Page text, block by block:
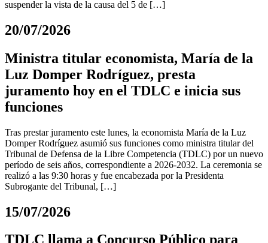
suspender la vista de la causa del 5 de […]
20/07/2026
Ministra titular economista, María de la
Luz Domper Rodríguez, presta
juramento hoy en el TDLC e inicia sus
funciones
Tras prestar juramento este lunes, la economista María de la Luz
Domper Rodríguez asumió sus funciones como ministra titular del
Tribunal de Defensa de la Libre Competencia (TDLC) por un nuevo
período de seis años, correspondiente a 2026-2032. La ceremonia se
realizó a las 9:30 horas y fue encabezada por la Presidenta
Subrogante del Tribunal, […]
15/07/2026
TDLC llama a Concurso Público para